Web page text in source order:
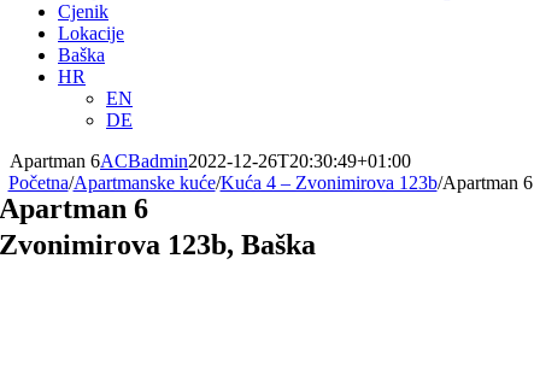
Cjenik
Lokacije
Baška
HR
EN
DE
Apartman 6ACBadmin2022-12-26T20:30:49+01:00
Početna/Apartmanske kuće/Kuća 4 – Zvonimirova 123b/Apartman 6
Apartman 6
Zvonimirova 123b, Baška